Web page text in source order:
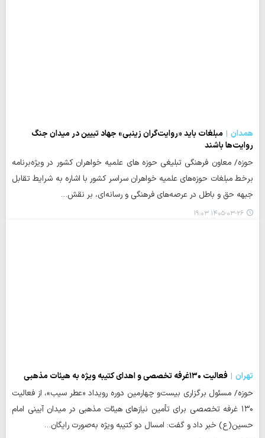
همدان
مبلغات باید «روایت‌گران زینبی» جهاد تبیین در میدان جنگ
روایت‌ها باشند
حوزه/ معاون فرهنگی تبلیغی حوزه های علمیه خواهران کشور در ویژه‌برنامه
برخط مبلغات حوزه‌های علمیه خواهران سراسر کشور با اشاره به شرایط تقابل
جبهه حق و باطل در عرصه‌های فرهنگی و رسانه‌ای، بر نقش…
۱۴۰۵-۰۳-۲۶ ۱۹:۰۳
تهران
فعالیت ۱۳۰غرفه تخصصی و اهدای کتیبه ویژه به هیئات مذهبی
حوزه/ مسئول برگزاری بیست‌و چهارمین دوره رویداد «عطر سیب»، از فعالیت
۱۳۰ غرفه تخصصی برای تأمین نیازهای هیئات مذهبی در میدان آیینی امام
حسین(ع) خبر داد و گفت: امسال دو کتیبه ویژه به‌صورت رایگان…